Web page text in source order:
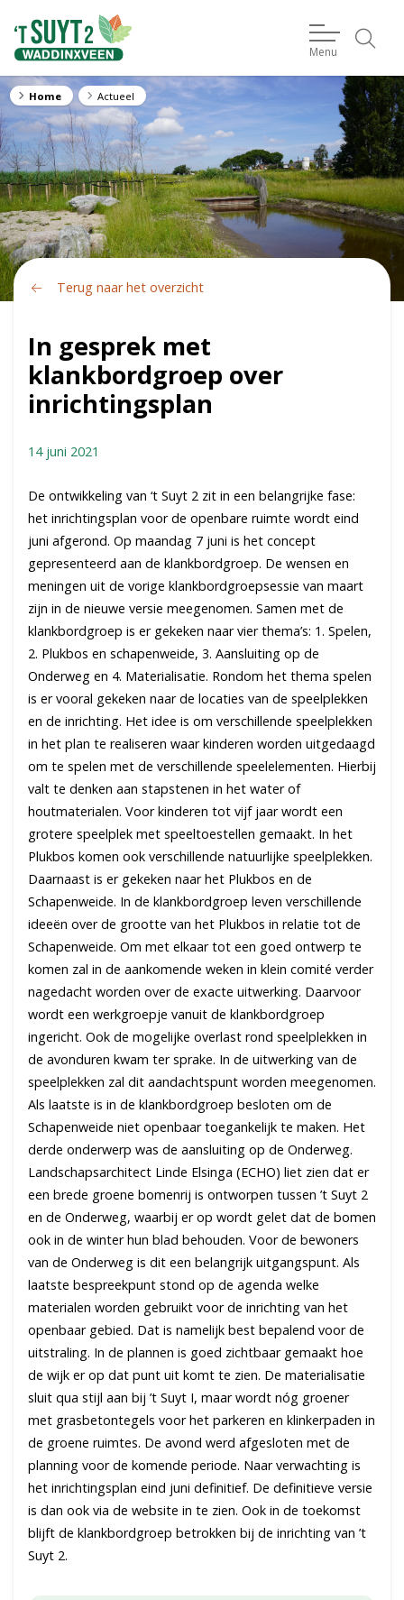
Menu
Home Actueel
Terug naar het overzicht
In gesprek met
klankbordgroep over
inrichtingsplan
14 juni 2021
De ontwikkeling van ‘t Suyt 2 zit in een belangrijke fase:
het inrichtingsplan voor de openbare ruimte wordt eind
juni afgerond. Op maandag 7 juni is het concept
gepresenteerd aan de klankbordgroep. De wensen en
meningen uit de vorige klankbordgroepsessie van maart
zijn in de nieuwe versie meegenomen. Samen met de
klankbordgroep is er gekeken naar vier thema’s: 1. Spelen,
2. Plukbos en schapenweide, 3. Aansluiting op de
Onderweg en 4. Materialisatie. Rondom het thema spelen
is er vooral gekeken naar de locaties van de speelplekken
en de inrichting. Het idee is om verschillende speelplekken
in het plan te realiseren waar kinderen worden uitgedaagd
om te spelen met de verschillende speelelementen. Hierbij
valt te denken aan stapstenen in het water of
houtmaterialen. Voor kinderen tot vijf jaar wordt een
grotere speelplek met speeltoestellen gemaakt. In het
Plukbos komen ook verschillende natuurlijke speelplekken.
Daarnaast is er gekeken naar het Plukbos en de
Schapenweide. In de klankbordgroep leven verschillende
ideeën over de grootte van het Plukbos in relatie tot de
Schapenweide. Om met elkaar tot een goed ontwerp te
komen zal in de aankomende weken in klein comité verder
nagedacht worden over de exacte uitwerking. Daarvoor
wordt een werkgroepje vanuit de klankbordgroep
ingericht. Ook de mogelijke overlast rond speelplekken in
de avonduren kwam ter sprake. In de uitwerking van de
speelplekken zal dit aandachtspunt worden meegenomen.
Als laatste is in de klankbordgroep besloten om de
Schapenweide niet openbaar toegankelijk te maken. Het
derde onderwerp was de aansluiting op de Onderweg.
Landschapsarchitect Linde Elsinga (ECHO) liet zien dat er
een brede groene bomenrij is ontworpen tussen ’t Suyt 2
en de Onderweg, waarbij er op wordt gelet dat de bomen
ook in de winter hun blad behouden. Voor de bewoners
van de Onderweg is dit een belangrijk uitgangspunt. Als
laatste bespreekpunt stond op de agenda welke
materialen worden gebruikt voor de inrichting van het
openbaar gebied. Dat is namelijk best bepalend voor de
uitstraling. In de plannen is goed zichtbaar gemaakt hoe
de wijk er op dat punt uit komt te zien. De materialisatie
sluit qua stijl aan bij ’t Suyt I, maar wordt nóg groener
met grasbetontegels voor het parkeren en klinkerpaden in
de groene ruimtes. De avond werd afgesloten met de
planning voor de komende periode. Naar verwachting is
het inrichtingsplan eind juni definitief. De definitieve versie
is dan ook via de website in te zien. Ook in de toekomst
blijft de klankbordgroep betrokken bij de inrichting van ’t
Suyt 2.